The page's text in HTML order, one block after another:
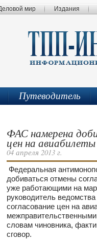
мир Издания
Путеводитель
ФАС намерена
цен на авиабилеты
04 апреля 2013 г.
Федеральная
добиваться отмены
уже работающими на
руководитель
согласование цен на
словам чиновника,
сговор.